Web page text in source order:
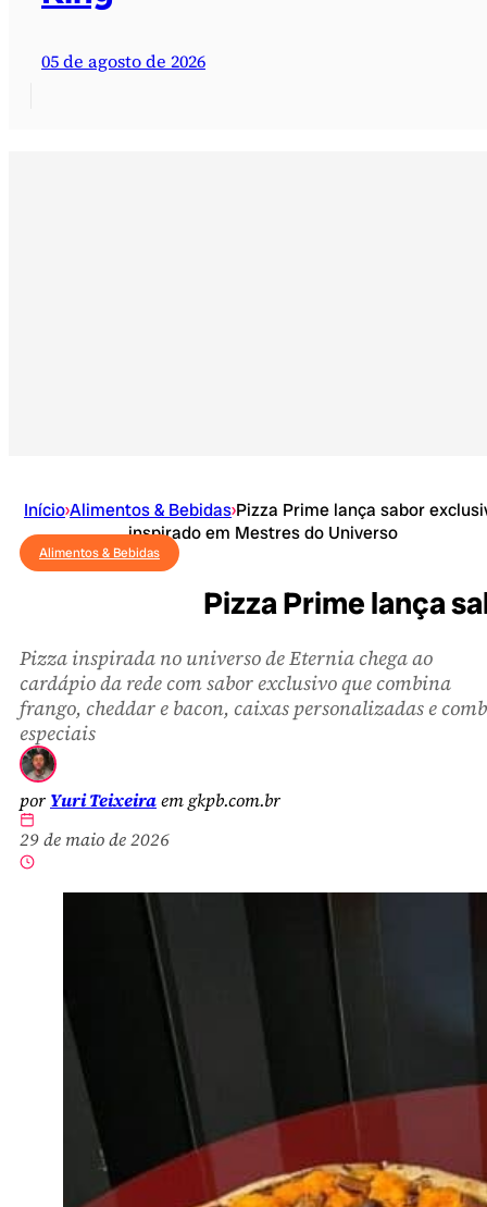
05 de agosto de 2026
Início›Alimentos & Bebidas›Pizza Prime lança sabor
inspirado em Mestres do Universo
Alimentos & Bebidas
Pizza Prime lança
Pizza inspirada no universo de Eternia chega ao
cardápio da rede com sabor exclusivo que combina
frango, cheddar e bacon, caixas personalizadas e
especiais
por Yuri Teixeiraem gkpb.com.br
29 de maio de 2026